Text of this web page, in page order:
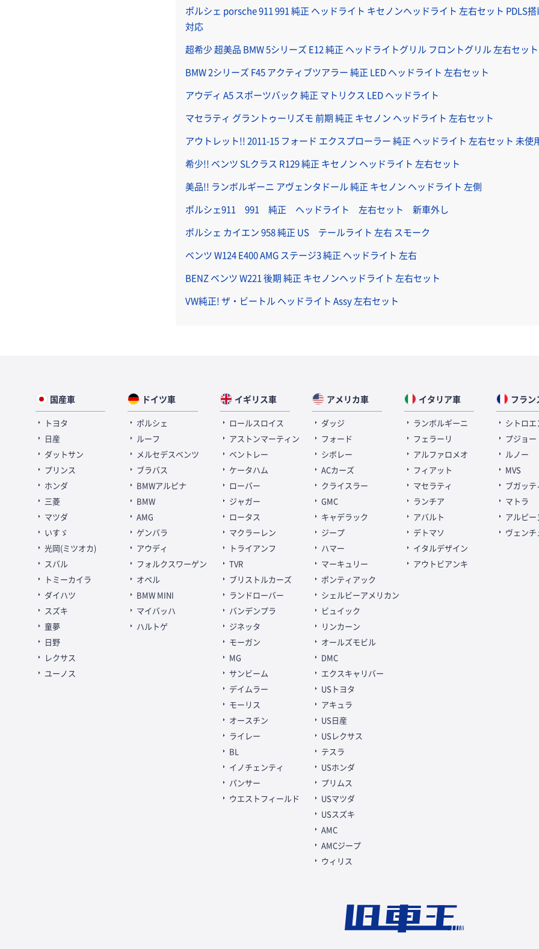
ポルシェ porsche 911 991 純正 ヘッドライト キセノンヘッドライト 左右セット PDLS
対応
超希少 超美品 BMW 5シリーズ E12 純正 ヘッドライトグリル フロントグリル 左右セット
BMW 2シリーズ F45 アクティブツアラー 純正 LED ヘッドライト 左右セット
アウディ A5 スポーツバック 純正 マトリクス LED ヘッドライト
マセラティ グラントゥーリズモ 前期 純正 キセノン ヘッドライト 左右セット
アウトレット!! 2011-15 フォード エクスプローラー 純正 ヘッドライト 左右セット 未使
希少!! ベンツ SLクラス R129 純正 キセノン ヘッドライト 左右セット
美品!! ランボルギーニ アヴェンタドール 純正 キセノン ヘッドライト 左側
ポルシェ911 991 純正 ヘッドライト 左右セット 新車外し
ポルシェ カイエン 958 純正 US テールライト 左右 スモーク
ベンツ W124 E400 AMG ステージ3 純正 ヘッドライト 左右
BENZ ベンツ W221 後期 純正 キセノンヘッドライト 左右セット
VW純正! ザ・ビートル ヘッドライト Assy 左右セット
国産車
トヨタ
日産
ダットサン
プリンス
ホンダ
三菱
マツダ
いすゞ
光岡(ミツオカ)
スバル
トミーカイラ
ダイハツ
スズキ
童夢
日野
レクサス
ユーノス
ドイツ車
ポルシェ
ルーフ
メルセデスベンツ
ブラバス
BMWアルピナ
BMW
AMG
ゲンバラ
アウディ
フォルクスワーゲン
オペル
BMW MINI
マイバッハ
ハルトゲ
イギリス車
ロールスロイス
アストンマーティン
ベントレー
ケータハム
ローバー
ジャガー
ロータス
マクラーレン
トライアンフ
TVR
ブリストルカーズ
ランドローバー
バンデンプラ
ジネッタ
モーガン
MG
サンビーム
デイムラー
モーリス
オースチン
ライレー
BL
イノチェンティ
パンサー
ウエストフィールド
アメリカ車
ダッジ
フォード
シボレー
ACカーズ
クライスラー
GMC
キャデラック
ジープ
ハマー
マーキュリー
ポンティアック
シェルビーアメリカン
ビュイック
リンカーン
オールズモビル
DMC
エクスキャリバー
USトヨタ
アキュラ
US日産
USレクサス
テスラ
USホンダ
プリムス
USマツダ
USスズキ
AMC
AMCジープ
ウィリス
イタリア車
ランボルギーニ
フェラーリ
アルファロメオ
フィアット
マセラティ
ランチア
アバルト
デトマソ
イタルデザイン
アウトビアンキ
フラン
シトロエ
プジョー
ルノー
MVS
ブガッテ
マトラ
アルピー
ヴェンチ